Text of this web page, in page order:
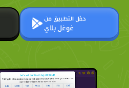
حمّل التطبيق من
غوغل بلاي